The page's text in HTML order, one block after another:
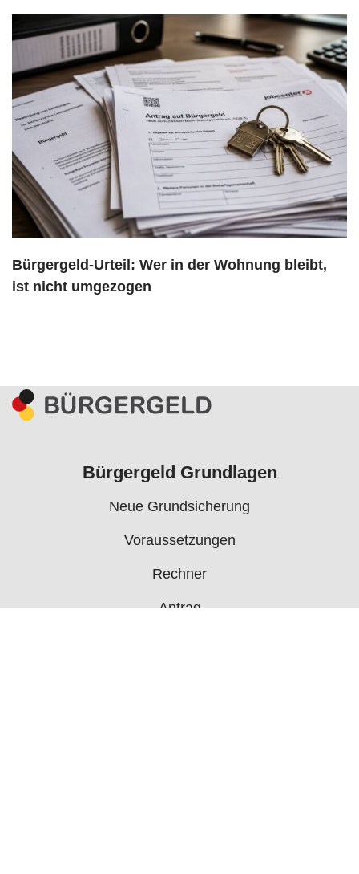
Bürgergeld-Urteil: Wer in der Wohnung bleibt,
ist nicht umgezogen
Bürgergeld Grundlagen
Neue Grundsicherung
Voraussetzungen
Rechner
Antrag